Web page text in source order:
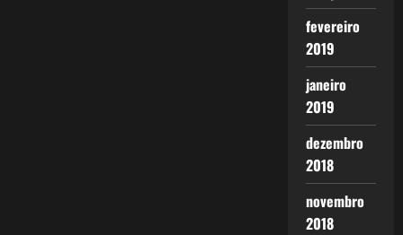
fevereiro
2019
janeiro
2019
dezembro
2018
novembro
2018